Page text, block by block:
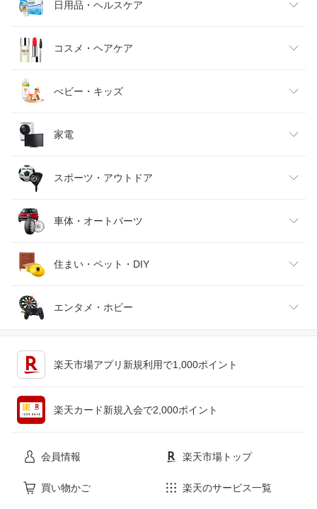
メンズファッション
キッズファッション
ベビーファッション
インナー・下着・ナイトウェア
バッグ・小物・ブランド雑貨
靴
腕時計
ジュエリー・アクセサリー
食品
スイーツ・お菓子
水・ソフトドリンク
ビール・洋酒
ワイン
日本酒・焼酎
日用品・ヘルスケア
日用品雑貨・文房具・手芸
ダイエット・健康
医薬品・コンタクト・介護
コスメ・ヘアケア
美容・コスメ・香水
べビー・キッズ
キッズ・ベビー・マタニティ
おもちゃ
家電
家電
TV・オーディオ・カメラ
スマートフォン・タブレット
パソコン・周辺機器
スポーツ・アウトドア
スポーツ・アウトドア
ゴルフ
車体・オートパーツ
車用品・バイク用品
車・バイク
住まい・ペット・DIY
インテリア・寝具・収納
エンタメ・ホビー
楽天市場アプリ新規利用で1,000ポイント
楽天カード新規入会で2,000ポイント
会員情報 楽天市場トップ
買い物かご 楽天のサービス一覧